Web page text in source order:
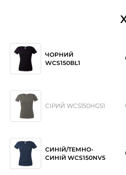
ЧОРНИЙ
WCS150BL1
СІРИЙ WCS150HGS1
СИНІЙ/ТЕМНО-
СИНІЙ WCS150NV5